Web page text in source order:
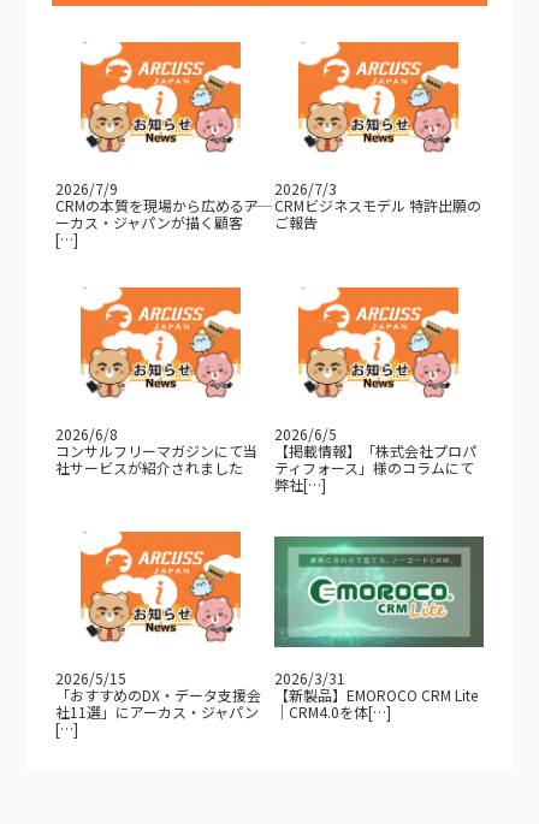
2026/7/9
CRMの本質を現場から広める――ア
ーカス・ジャパンが描く顧客
[…]
2026/7/3
CRMビジネスモデル 特許出願の
ご報告
2026/6/8
コンサルフリーマガジンにて当
社サービスが紹介されました
2026/6/5
【掲載情報】「株式会社プロパ
ティフォース」様のコラムにて
弊社[…]
2026/5/15
「おすすめのDX・データ支援会
社11選」にアーカス・ジャパン
[…]
2026/3/31
【新製品】EMOROCO CRM Lite
｜CRM4.0を体[…]